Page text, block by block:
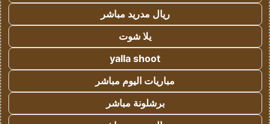
ريال مدريد مباشر
يلا شوت
yalla shoot
مباريات اليوم مباشر
برشلونة مباشر